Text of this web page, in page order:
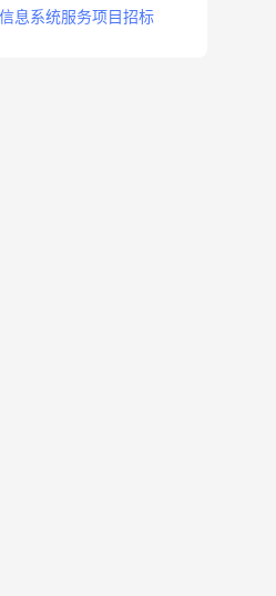
息系统服务项目招标